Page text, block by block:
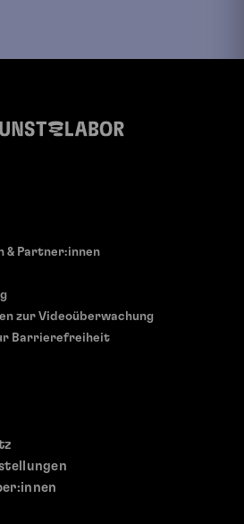
& Partner:innen
zur Videoüberwachung
Barrierefreiheit